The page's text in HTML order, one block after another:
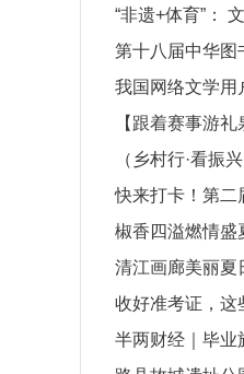
游：当青春邂逅
“非遗+体育”：
第十八届中华图
京举行
我国网络文学用
【跟着赛事游
乡村旅游向乡
（乡村行·看振
上雅居：从留守
快来打卡！第二
于6月下旬举办
椒香四溢燃情盛
清江画廊美丽夏
收好准考证，这
半两财经｜毕业